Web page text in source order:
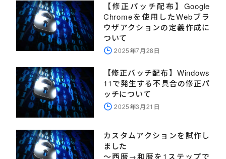
【修正パッチ配布】Google
Chromeを使用したWebブラ
ウザアクションの定義作成に
ついて
2025年7月28日
【修正パッチ配布】Windows
11で発生する不具合の修正パ
ッチについて
2025年3月21日
カスタムアクションを試作し
ました
～西暦→和暦を1ステップで